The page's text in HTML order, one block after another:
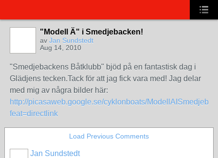
"Modell Ä" i Smedjebacken!
av Jan Sundstedt
Aug 14, 2010
"Smedjebackens Båtklubb" bjöd på en fantastisk dag i
Glädjens tecken.Tack för att jag fick vara med! Jag delar
med mig av några bilder här:
http://picasaweb.google.se/cyklonboats/
feat=directlink
Load Previous Comments
Jan Sundstedt